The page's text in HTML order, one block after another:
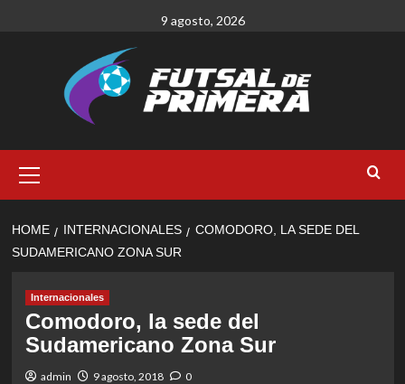
9 agosto, 2026
Menu
HOME INTERNACIONALES
COMODORO, LA SEDE DEL
SUDAMERICANO ZONA SUR
Internacionales
Comodoro, la sede del
Sudamericano Zona Sur
admin 9 agosto, 2018 0